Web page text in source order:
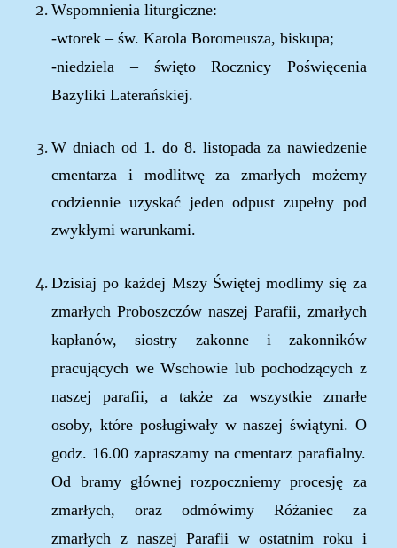
Wspomnienia liturgiczne:
-wtorek –św.Karola Boromeusza, biskupa;
-niedziela – święto Rocznicy Poświęcenia
Bazyliki Laterańskiej.
W dniach od 1. do 8. listopada za nawiedzenie
cmentarza i modlitwę za zmarłych możemy
codziennie uzyskać jeden odpust zupełny pod
zwykłymi warunkami.
Dzisiaj po każdej Mszy Świętej modlimysię za
zmarłych Proboszczów naszej Parafii, zmarłych
kapłanów, siostry zakonne i zakonników
pracujących we Wschowie lub pochodzących z
naszej parafii, a także za wszystkie zmarłe
osoby, które posługiwały w naszej świątyni. O
godz. 16.00 zapraszamyna cmentarz parafialny.
Od bramy głównej rozpoczniemy procesję za
zmarłych, oraz odmówimy Różaniec za
zmarłychz naszej Parafii w ostatnim rokui